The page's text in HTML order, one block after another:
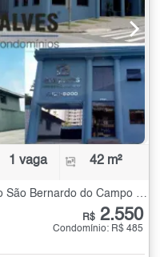
1 vaga 42 m²
Apartamento para Alugar no Centro São Bernardo do Campo com 1 quarto - 42 m²
R$ 2.550
Condomínio: R$ 485